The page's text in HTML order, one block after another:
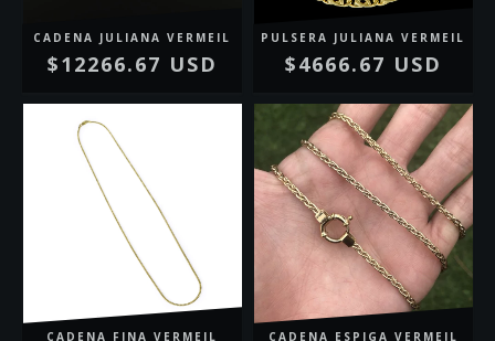
CADENA JULIANA VERMEIL
$12266.67 USD
PULSERA JULIANA VERMEIL
$4666.67 USD
CADENA FINA VERMEIL CADENA ESPIGA VERMEIL